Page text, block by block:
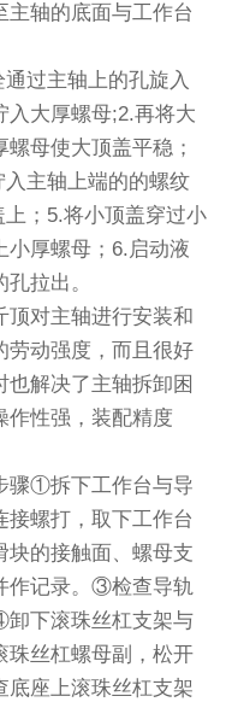
主轴的底面与工作台
过主轴上的孔旋入
入大厚螺母;2.再将大
母使大顶盖平稳；
主轴上端的的螺纹
；5.将小顶盖穿过小
小厚螺母；6.启动液
拉出。
顶对主轴进行安装和
劳动强度，而且很好
解决了主轴拆卸困
作性强，装配精度
骤①拆下工作台与导
接螺打，取下工作台
块的接触面、螺母支
作记录。③检查导轨
下滚珠丝杠支架与
珠丝杠螺母副，松开
座上滚珠丝杠支架